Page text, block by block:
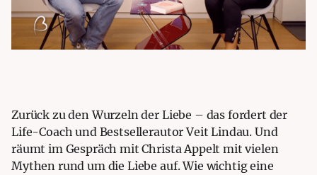
Zurück zu den Wurzeln der Liebe – das fordert der
Life-Coach und Bestsellerautor Veit Lindau. Und
räumt im Gespräch mit Christa Appelt mit vielen
Mythen rund um die Liebe auf. Wie wichtig eine